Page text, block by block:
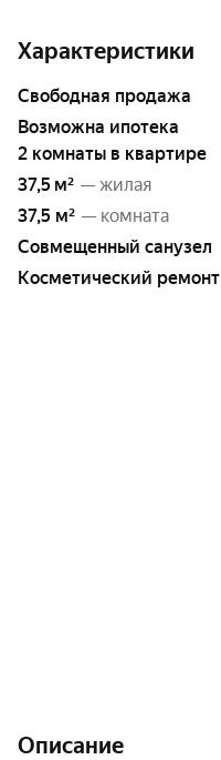
Характеристики
свободная продажа
возможна ипотека
2 комнаты в квартире
37,5 м²
— жилая
37,5 м²
— комната
Совмещенный санузел
Косметический ремонт
Описание